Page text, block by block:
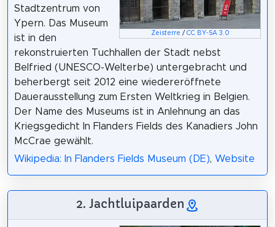
Zeisterre / CC BY-SA 3.0
Stadtzentrum von
Ypern. Das Museum
ist in den
rekonstruierten Tuchhallen der Stadt nebst
Belfried (UNESCO-Welterbe) untergebracht und
beherbergt seit 2012 eine wiedereröffnete
Dauerausstellung zum Ersten Weltkrieg in Belgien.
Der Name des Museums ist in Anlehnung an das
Kriegsgedicht In Flanders Fields des Kanadiers John
McCrae gewählt.
Wikipedia: In Flanders Fields Museum (DE), Website
2. Jachtluipaarden